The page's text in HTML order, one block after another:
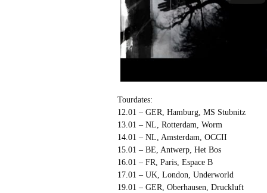
Tourdates:
12.01 – GER, Hamburg, MS Stubnitz
13.01 – NL, Rotterdam, Worm
14.01 – NL, Amsterdam, OCCII
15.01 – BE, Antwerp, Het Bos
16.01 – FR, Paris, Espace B
17.01 – UK, London, Underworld
19.01 – GER, Oberhausen, Druckluft